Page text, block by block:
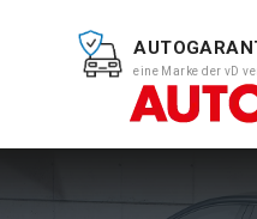
eine Marke der vD